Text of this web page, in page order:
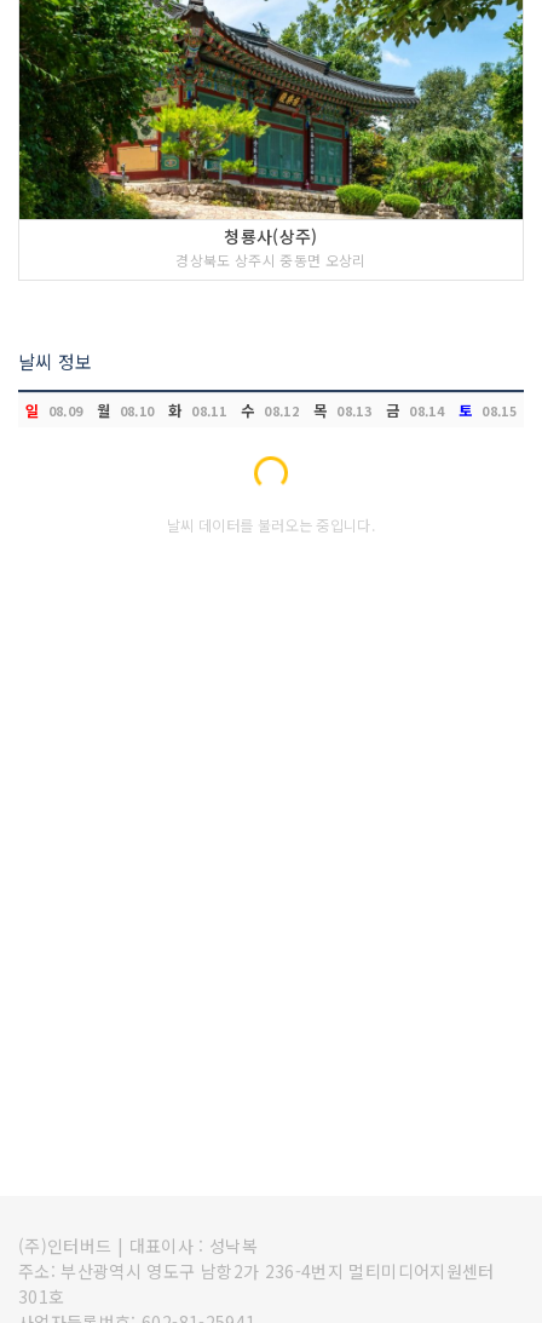
청룡사(상주)
경상북도 상주시 중동면 오상리
날씨 정보
일 08.09 월 08.10 화 08.11 수 08.12 목 08.13 금 08.14 토 08.15
Loading...
날씨 데이터를 불러오는 중입니다.
(주)인터버드 | 대표이사 : 성낙복
주소: 부산광역시 영도구 남항2가 236-4번지 멀티미디어지원센터
301호